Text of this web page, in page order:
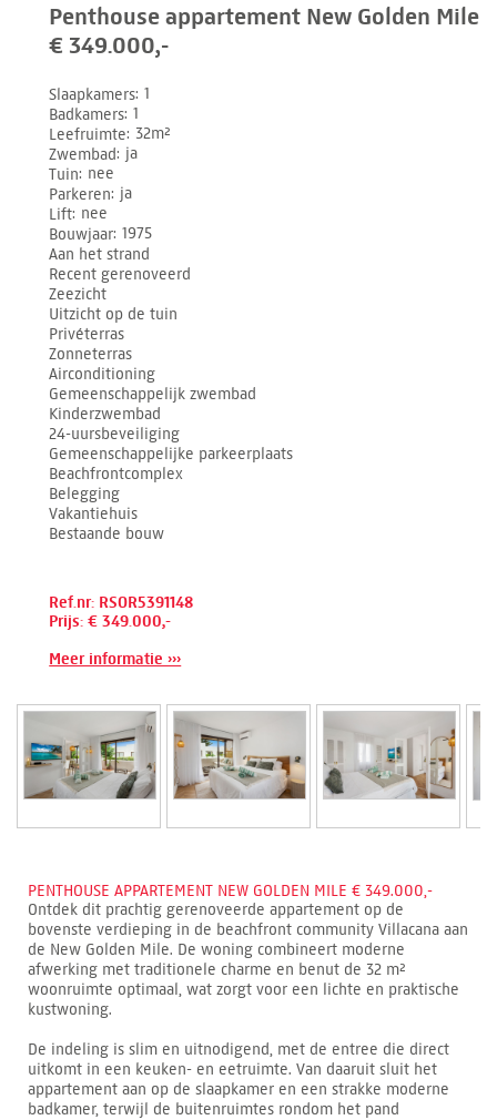
Penthouse appartement New Golden Mile
€ 349.000,-
Slaapkamers 1
Badkamers 1
Leefruimte 32m²
Zwembad ja
Tuin nee
Parkeren ja
Lift nee
Bouwjaar 1975
Aan het strand
Recent gerenoveerd
Zeezicht
Uitzicht op de tuin
Privéterras
Zonneterras
Airconditioning
Gemeenschappelijk zwembad
Kinderzwembad
24-uursbeveiliging
Gemeenschappelijke parkeerplaats
Beachfrontcomplex
Belegging
Vakantiehuis
Bestaande bouw
Ref.nr: RSOR5391148
Prijs: € 349.000,-
Meer informatie ›››
PENTHOUSE APPARTEMENT NEW GOLDEN MILE € 349.000,-
Ontdek dit prachtig gerenoveerde appartement op de
bovenste verdieping in de beachfront community Villacana aan
de New Golden Mile. De woning combineert moderne
afwerking met traditionele charme en benut de 32 m²
woonruimte optimaal, wat zorgt voor een lichte en praktische
kustwoning.
De indeling is slim en uitnodigend, met de entree die direct
uitkomt in een keuken- en eetruimte. Van daaruit sluit het
appartement aan op de slaapkamer en een strakke moderne
badkamer, terwijl de buitenruimtes rondom het pand